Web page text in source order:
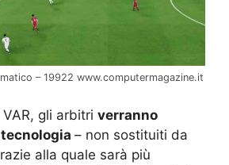
– 19922 www.computermagazine.it
gli arbitri verranno
– non sostituiti da
alla quale sarà più